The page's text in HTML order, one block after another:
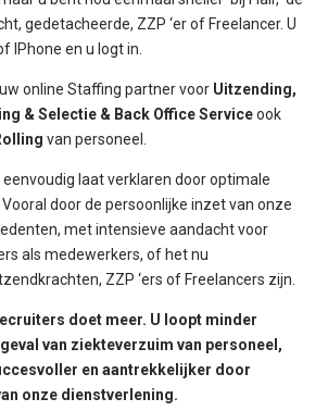
gedetacheerde, ZZP ‘er of Freelancer. U
IPhone en u logt in.
online Staffing partner voor Uitzending,
& Selectie & Back Office Serviceook
van personeel.
eenvoudig laat verklaren door optimale
door de persoonlijke inzet van onze
met intensieve aandacht voor
als medewerkers, of het nu
ZZP ‘ers of Freelancers zijn.
doet meer. U loopt minder
van ziekteverzuim van personeel,
en aantrekkelijker door
onze dienstverlening.